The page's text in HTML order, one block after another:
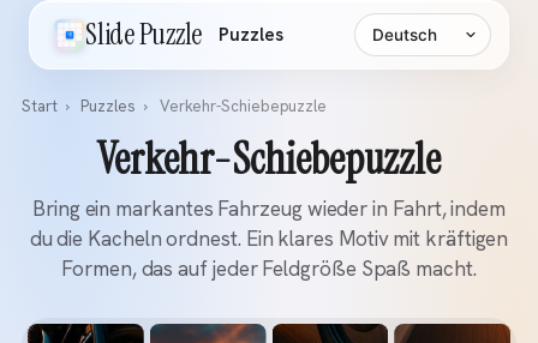
Slide Puzzle Puzzles Sprache
Start › Puzzles › Verkehr-Schiebepuzzle
Verkehr-Schiebepuzzle
Bring ein markantes Fahrzeug wieder in Fahrt, indem
du die Kacheln ordnest. Ein klares Motiv mit kräftigen
Formen, das auf jeder Feldgröße Spaß macht.